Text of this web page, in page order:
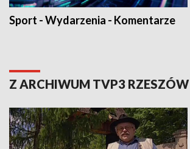
Sport - Wydarzenia - Komentarze
Z ARCHIWUM TVP3 RZESZÓW